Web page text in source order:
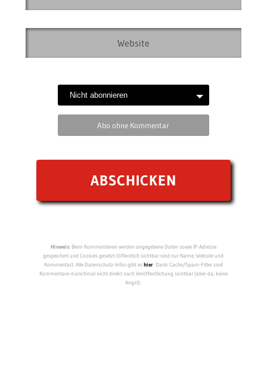
Abo ohne Kommentar
Hinweis:Beim Kommentieren werden angegebene Daten sowie IP-Adresse
gespeichert und Cookies gesetzt (öffentlich sichtbar sind nur Name, Website und
Kommentar). Alle Datenschutz-Infos gibt eshier. Dank Cache/Spam-Filter sind
Kommentare manchmal nicht direkt nach Veröffentlichung sichtbar (aber da, keine
Angst).